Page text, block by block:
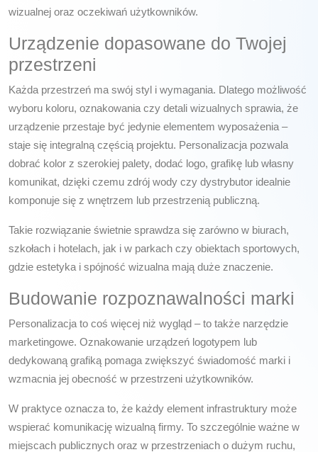
wizualnej oraz oczekiwań użytkowników.
Urządzenie dopasowane do Twojej
przestrzeni
Każda przestrzeń ma swój styl i wymagania. Dlatego możliwość
wyboru koloru, oznakowania czy detali wizualnych sprawia, że
urządzenie przestaje być jedynie elementem wyposażenia –
staje się integralną częścią projektu. Personalizacja pozwala
dobrać kolor z szerokiej palety, dodać logo, grafikę lub własny
komunikat, dzięki czemu zdrój wody czy dystrybutor idealnie
komponuje się z wnętrzem lub przestrzenią publiczną.
Takie rozwiązanie świetnie sprawdza się zarówno w biurach,
szkołach i hotelach, jak i w parkach czy obiektach sportowych,
gdzie estetyka i spójność wizualna mają duże znaczenie.
Budowanie rozpoznawalności marki
Personalizacja to coś więcej niż wygląd – to także narzędzie
marketingowe. Oznakowanie urządzeń logotypem lub
dedykowaną grafiką pomaga zwiększyć świadomość marki i
wzmacnia jej obecność w przestrzeni użytkowników.
W praktyce oznacza to, że każdy element infrastruktury może
wspierać komunikację wizualną firmy. To szczególnie ważne w
miejscach publicznych oraz w przestrzeniach o dużym ruchu,